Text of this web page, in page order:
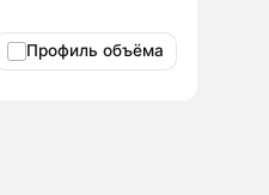
Профиль объёма